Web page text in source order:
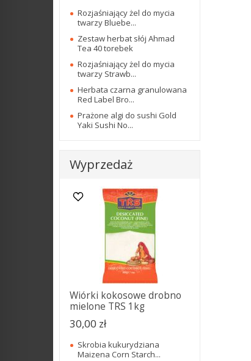
Rozjaśniający żel do mycia
twarzy Bluebe...
Zestaw herbat słój Ahmad
Tea 40 torebek
Rozjaśniający żel do mycia
twarzy Strawb...
Herbata czarna granulowana
Red Label Bro...
Prażone algi do sushi Gold
Yaki Sushi No...
Wyprzedaż
Wiórki kokosowe drobno
mielone TRS 1kg
30,00 zł
Skrobia kukurydziana
Maizena Corn Starch...